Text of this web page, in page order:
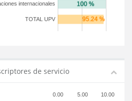
TOTAL UPV
internacionales
de servicio
0.00 5.00 10.00